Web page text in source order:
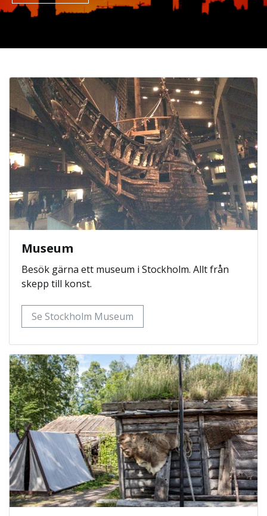
Museum
Besök gärna ett museum i Stockholm. Allt från
skepp till konst.
Se Stockholm Museum